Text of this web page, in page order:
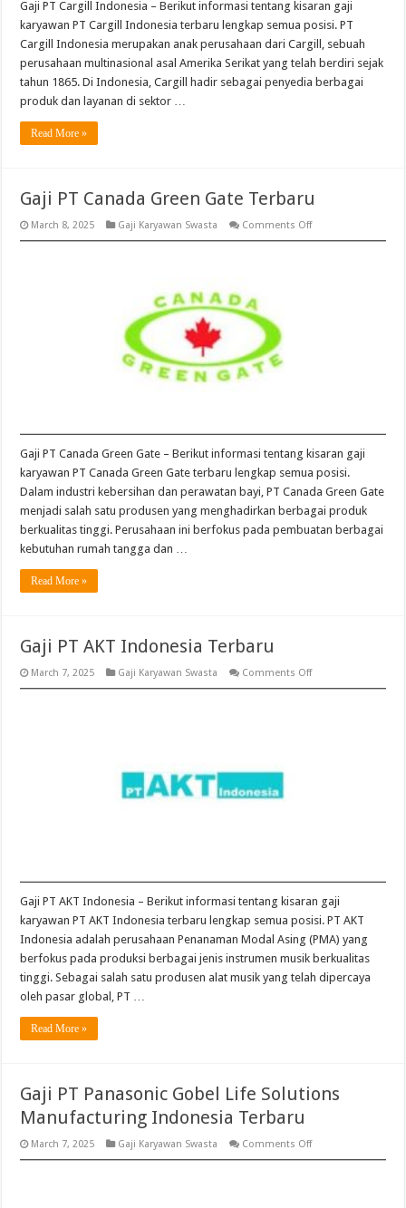
Gaji PT Cargill Indonesia – Berikut informasi tentang kisaran gaji
karyawan PT Cargill Indonesia terbaru lengkap semua posisi. PT
Cargill Indonesia merupakan anak perusahaan dari Cargill, sebuah
perusahaan multinasional asal Amerika Serikat yang telah berdiri sejak
tahun 1865. Di Indonesia, Cargill hadir sebagai penyedia berbagai
produk dan layanan di sektor …
Read More »
Gaji PT Canada Green Gate Terbaru
March 8, 2025 Gaji Karyawan Swasta Comments Offon
Gaji PT Canada Green Gate – Berikut informasi tentang kisaran gaji
karyawan PT Canada Green Gate terbaru lengkap semua posisi.
Dalam industri kebersihan dan perawatan bayi, PT Canada Green Gate
menjadi salah satu produsen yang menghadirkan berbagai produk
berkualitas tinggi. Perusahaan ini berfokus pada pembuatan berbagai
kebutuhan rumah tangga dan …
Read More »
Gaji PT AKT Indonesia Terbaru
March 7, 2025 Gaji Karyawan Swasta Comments Offon
Gaji PT AKT Indonesia – Berikut informasi tentang kisaran gaji
karyawan PT AKT Indonesia terbaru lengkap semua posisi. PT AKT
Indonesia adalah perusahaan Penanaman Modal Asing (PMA) yang
berfokus pada produksi berbagai jenis instrumen musik berkualitas
tinggi. Sebagai salah satu produsen alat musik yang telah dipercaya
oleh pasar global, PT …
Read More »
Gaji PT Panasonic Gobel Life Solutions
Manufacturing Indonesia Terbaru
March 7, 2025 Gaji Karyawan Swasta Comments Offon